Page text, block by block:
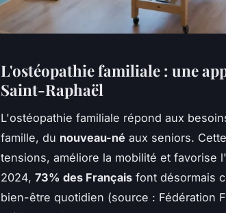
L'ostéopathie familiale : une
Saint-Raphaël
L'ostéopathie familiale répond aux
famille, du nouveau-né aux seniors.
tensions, améliore la mobilité et favorise
2024, 73% des Français font désormais
bien-être quotidien (source : Fédération